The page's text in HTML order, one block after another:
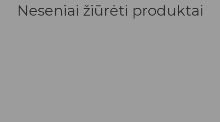
Neseniai žiūrėti produktai